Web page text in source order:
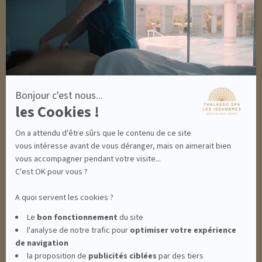
sur
Axeptio
Bonjour c'est nous...
les Cookies !
On a attendu d'être sûrs que le contenu de ce site
vous intéresse avant de vous déranger, mais on aimerait bien
vous accompagner pendant votre visite...
C'est OK pour vous ?
A quoi servent les cookies ?
Le bon fonctionnement du site
l'analyse de notre trafic pour optimiservotre expérience
de navigation
la proposition de publicités ciblées par des tiers
DÉCOUVRIR EN IMAGES
NEWSLETTERS
8 BONNES RAISONS DE VENIR
MON COMPTE
MON PANIER
MENTIONS LÉGALES
CONDITIONS GÉNÉRALES - BONS CADEAUX
POLITIQUE DE CONFIDENTIALITÉ
THALASSO SPA LES ISSAMBRES - RÉSIDENCE LES CALANQUES PIERRE &
VACANCES**** - BOULEVARD DU MÉROU - 83380 LES ISSAMBRES -
CLIQUEZ-ICI POUR MODIFIER VOS PRÉFÉRENCES EN MATIÈRE DE COOKIES